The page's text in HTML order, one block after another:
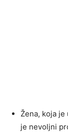
Žena, koja
je nevoljni